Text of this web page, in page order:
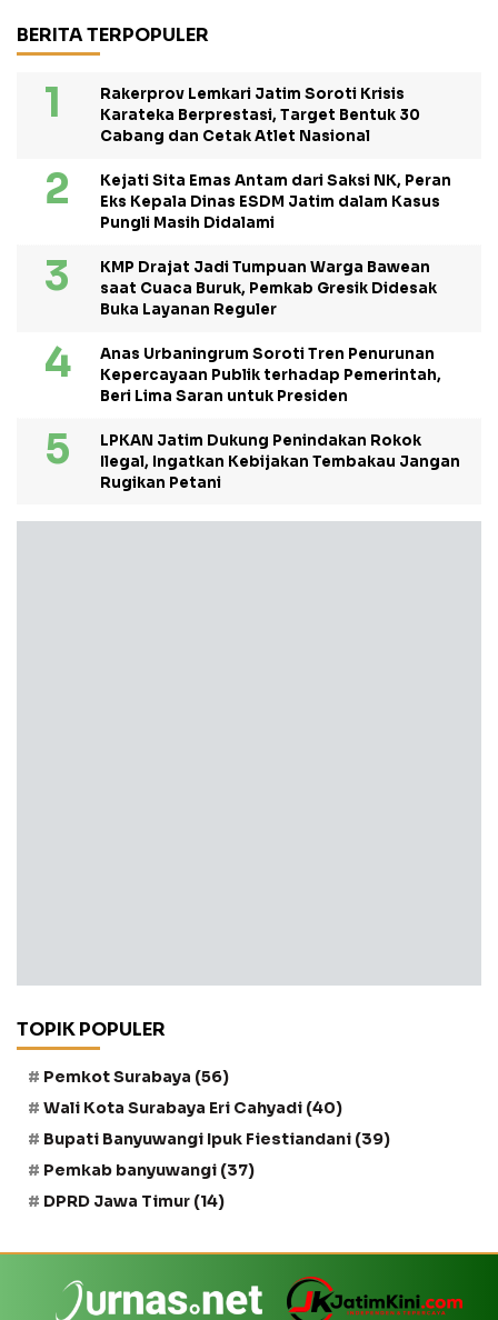
BERITA TERPOPULER
Rakerprov Lemkari Jatim Soroti Krisis
Karateka Berprestasi, Target Bentuk 30
Cabang dan Cetak Atlet Nasional
Kejati Sita Emas Antam dari Saksi NK, Peran
Eks Kepala Dinas ESDM Jatim dalam Kasus
Pungli Masih Didalami
KMP Drajat Jadi Tumpuan Warga Bawean
saat Cuaca Buruk, Pemkab Gresik Didesak
Buka Layanan Reguler
Anas Urbaningrum Soroti Tren Penurunan
Kepercayaan Publik terhadap Pemerintah,
Beri Lima Saran untuk Presiden
LPKAN Jatim Dukung Penindakan Rokok
Ilegal, Ingatkan Kebijakan Tembakau Jangan
Rugikan Petani
TOPIK POPULER
Pemkot Surabaya (56)
Wali Kota Surabaya Eri Cahyadi (40)
Bupati Banyuwangi Ipuk Fiestiandani (39)
Pemkab banyuwangi (37)
DPRD Jawa Timur (14)